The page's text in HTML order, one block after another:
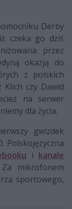
Derby
czeka go dziś
przez
okazją do
z polskich
Klich czy Dawid
na serwer
dla życia.
gwizdek
Polskojęzyczna
i kanale
mikrofonem
sportowego,